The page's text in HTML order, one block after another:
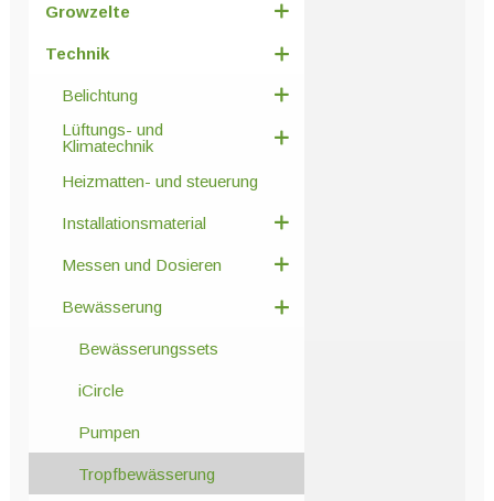
Growzelte
Technik
Belichtung
Lüftungs- und
Klimatechnik
Heizmatten- und steuerung
Installationsmaterial
Messen und Dosieren
Bewässerung
Bewässerungssets
iCircle
Pumpen
Tropfbewässerung